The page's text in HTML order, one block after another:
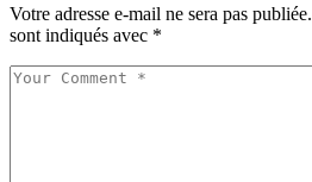
Votre adresse e-mail ne sera pas publiée.
sont indiqués avec *